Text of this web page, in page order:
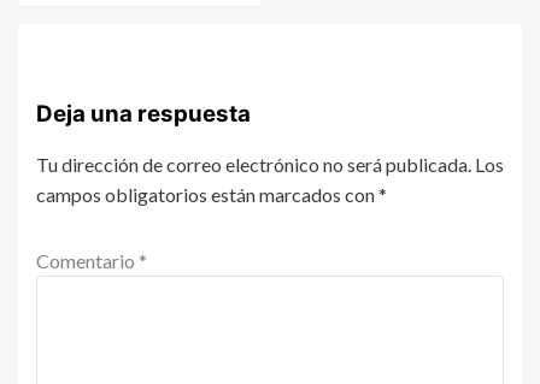
Deja una respuesta
Tu dirección de correo electrónico no será publicada. Los
campos obligatorios están marcados con*
Comentario *